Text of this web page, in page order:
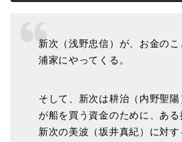
新次（浅野忠信）が、お金の
浦家にやってくる。
そして、新次は耕治（内野聖陽
が船を買う資金のために、あ
新次の美波（坂井真紀）に対